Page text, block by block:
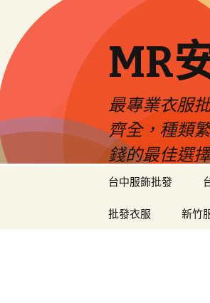
MR
最專業衣服
齊全，種類
錢的最佳選
台中服飾批發
批發衣服 新竹